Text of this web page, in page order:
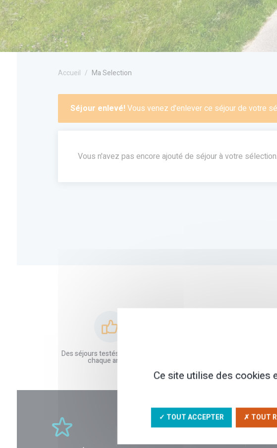
Accueil Ma Selection
Séjour enlevé!Vous venez d'enlever ce séjour de votre
Vous n'avez pas encore ajouté de séjour à votre
Des séjours testés et améliorés
chaque année
Ce site utilise des cookies
✓ TOUT ACCEPTER ✗ TOUT